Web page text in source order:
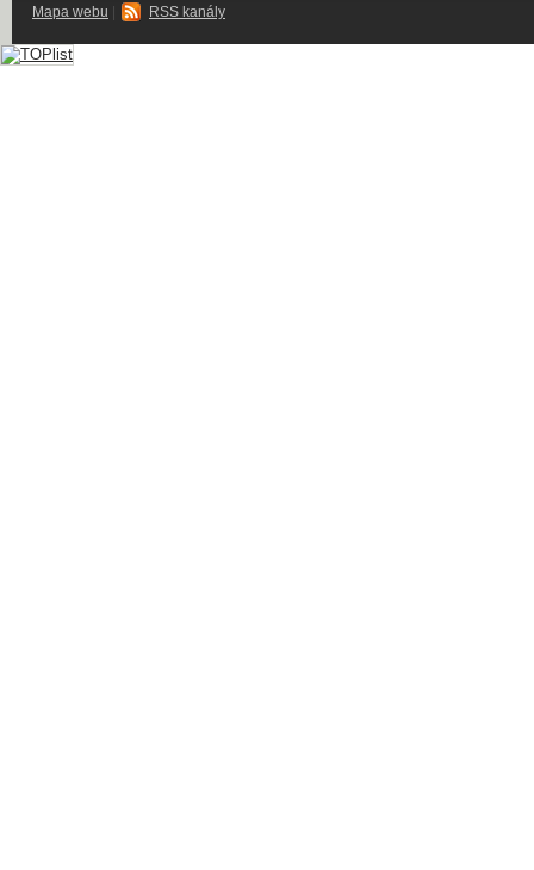
Mapa webu RSS kanály